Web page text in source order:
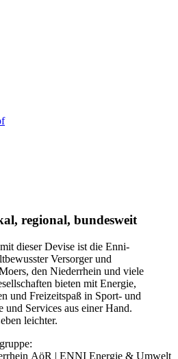
regional, bundesweit
dieser Devise ist die Enni-
Versorger und
den Niederrhein und viele
bieten mit Energie,
und Freizeitspaß in Sport- und
Services aus einer Hand.
leichter.
AöR | ENNI Energie & Umwelt